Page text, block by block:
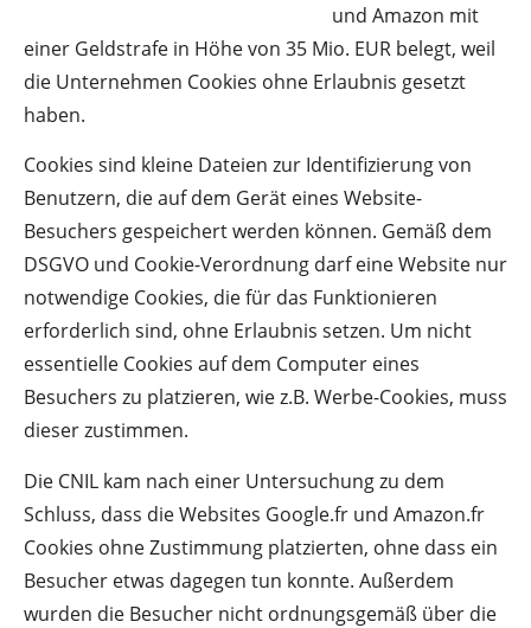
und Amazon mit
einer Geldstrafe in Höhe von 35 Mio. EUR belegt, weil
die Unternehmen Cookies ohne Erlaubnis gesetzt
haben.
Cookies sind kleine Dateien zur Identifizierung von
Benutzern, die auf dem Gerät eines Website-
Besuchers gespeichert werden können. Gemäß dem
DSGVO und Cookie-Verordnung darf eine Website nur
notwendige Cookies, die für das Funktionieren
erforderlich sind, ohne Erlaubnis setzen. Um nicht
essentielle Cookies auf dem Computer eines
Besuchers zu platzieren, wie z.B. Werbe-Cookies, muss
dieser zustimmen.
Die CNIL kam nach einer Untersuchung zu dem
Schluss, dass die Websites Google.fr und Amazon.fr
Cookies ohne Zustimmung platzierten, ohne dass ein
Besucher etwas dagegen tun konnte. Außerdem
wurden die Besucher nicht ordnungsgemäß über die